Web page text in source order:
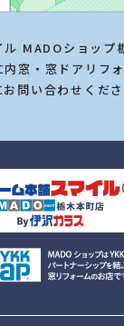
ル MADOショップ
窓・窓ドアリフ
問い合わせくださ